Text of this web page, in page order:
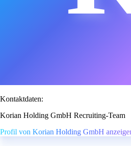
Kontaktdaten:
Korian Holding GmbH Recruiting-Team
Profil von Korian Holding GmbH